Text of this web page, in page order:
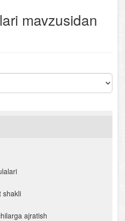
mavzusidan
shakli
ajratish